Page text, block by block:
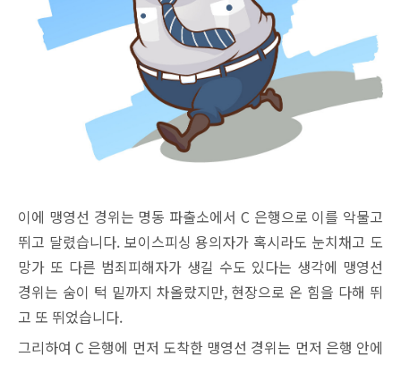
이에 맹영선 경위는 명동 파출소에서 C 은행으로 이를 악물고
뛰고 달렸습니다. 보이스피싱 용의자가 혹시라도 눈치채고 도
망가 또 다른 범죄피해자가 생길 수도 있다는 생각에 맹영선
경위는 숨이 턱 밑까지 차올랐지만, 현장으로 온 힘을 다해 뛰
고 또 뛰었습니다.
그리하여 C 은행에 먼저 도착한 맹영선 경위는 먼저 은행 안에